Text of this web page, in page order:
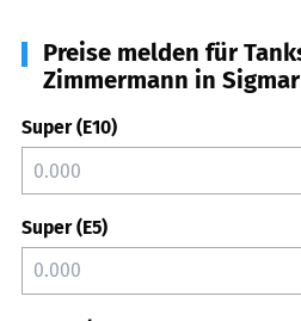
Preise melden für
Zimmermann in
Super (E10)
Super (E5)